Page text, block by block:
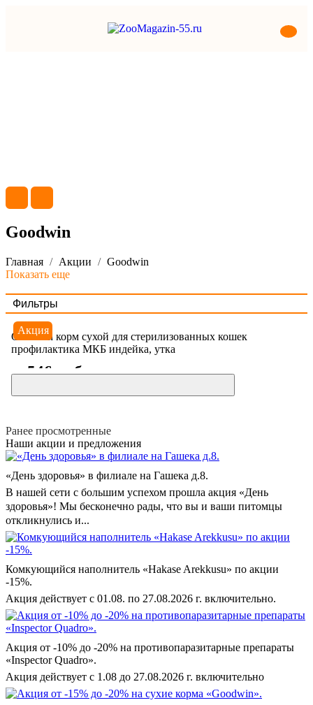
Goodwin
Главная Акции
Goodwin
Показать еще
Фильтры
Акция
Goodwin корм сухой для стерилизованных кошек
профилактика МКБ индейка, утка
От 546 руб
Ранее просмотренные
Наши акции и предложения
«День здоровья» в филиале на Гашека д.8.
В нашей сети с большим успехом прошла акция «День
здоровья»! Мы бесконечно рады, что вы и ваши питомцы
откликнулись и...
Комкующийся наполнитель «Hakase Arekkusu» по акции
-15%.
Акция действует с 01.08. по 27.08.2026 г. включительно.
Акция от -10% до -20% на противопаразитарные препараты
«Inspector Quadro».
Акция действует с 1.08 до 27.08.2026 г. включительно